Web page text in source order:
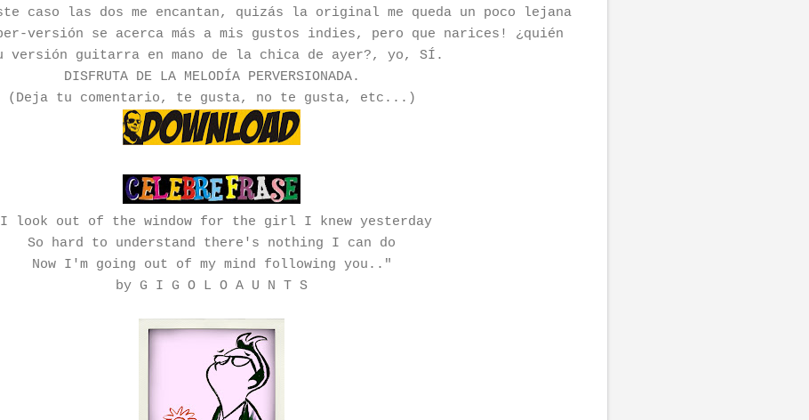
caso las dos me encantan, quizás la original me queda un poco lejana
versión se acerca más a mis gustos indies, pero que narices! ¿quién
versión guitarra en mano de la chica de ayer?, yo, SÍ.
DISFRUTA DE LA MELODÍA PERVERSIONADA.
(Deja tu comentario, te gusta, no te gusta, etc...)
I look out of the window for the girl I knew yesterday
So hard to understand there's nothing I can do
Now I'm going out of my mind following you.."
by G I G O L O A U N T S